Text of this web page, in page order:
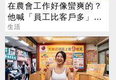
在農會工作好像蠻爽的？
他喊「員工比客戶多」內
行人曝真相
生活